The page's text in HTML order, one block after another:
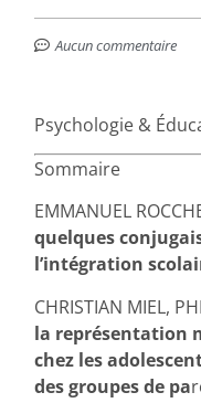
Aucun commentaire
Psychologie &
Sommaire
EMMANUEL
quelques
l’intégration
CHRISTIAN MIEL,
la représentation
chez les
des groupes de pa